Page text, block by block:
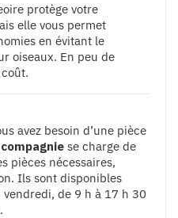
protège votre
elle vous permet
en évitant le
oiseaux. En peu de
avez besoin d’une pièce
se charge de
pièces nécessaires,
Ils sont disponibles
de 9 h à 17 h 30